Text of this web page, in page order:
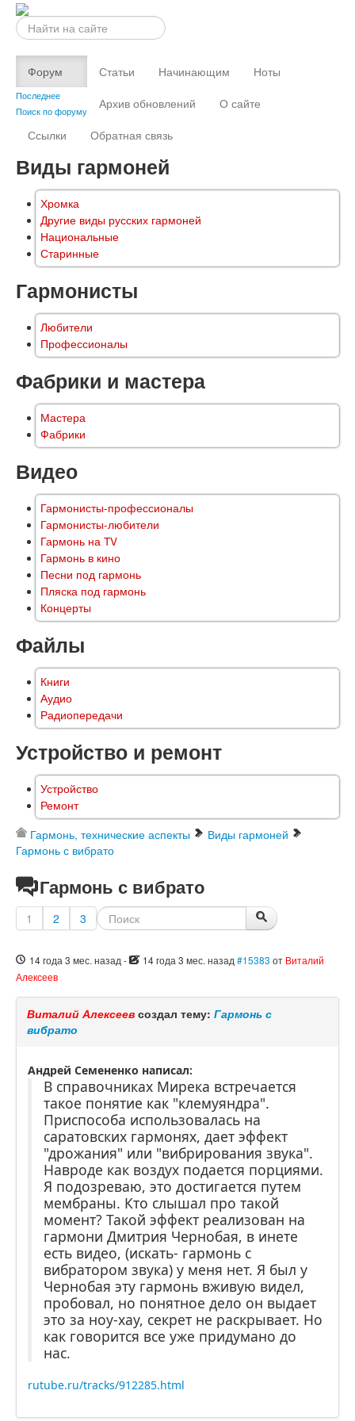
Искать...
Форум
Последнее
Поиск по форуму
Статьи Начинающим
Ноты
Архив обновлений
О сайте
Ссылки
Обратная связь
Виды гармоней
Хромка
Другие виды русских гармоней
Национальные
Старинные
Гармонисты
Любители
Профессионалы
Фабрики и мастера
Мастера
Фабрики
Видео
Гармонисты-профессионалы
Гармонисты-любители
Гармонь на TV
Гармонь в кино
Песни под гармонь
Пляска под гармонь
Концерты
Файлы
Книги
Аудио
Радиопередачи
Устройство и ремонт
Устройство
Ремонт
Гармонь, технические аспекты
Виды гармоней
Гармонь с вибрато
Гармонь с вибрато
1 2 3
14 года 3 мес. назад - 14 года 3 мес. назад #15383 от Виталий
Алексеев
Виталий Алексеев создал тему: Гармонь с
вибрато
Андрей Семененко написал:
В справочниках Мирека встречается
такое понятие как "клемуяндра".
Приспособа использовалась на
саратовских гармонях, дает эффект
"дрожания" или "вибрирования звука".
Навроде как воздух подается порциями.
Я подозреваю, это достигается путем
мембраны. Кто слышал про такой
момент? Такой эффект реализован на
гармони Дмитрия Чернобая, в инете
есть видео, (искать- гармонь с
вибратором звука) у меня нет. Я был у
Чернобая эту гармонь вживую видел,
пробовал, но понятное дело он выдает
это за ноу-хау, секрет не раскрывает. Но
как говорится все уже придумано до
нас.
rutube.ru/tracks/912285.html